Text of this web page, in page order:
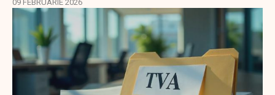
09 FEBRUARIE 2026